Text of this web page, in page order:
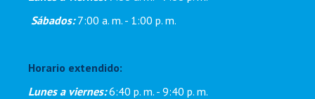
Sábados:7:00 a. m. - 1:00 p. m.
Horario extendido:
Lunes a viernes:6:40 p. m. - 9:40 p. m.